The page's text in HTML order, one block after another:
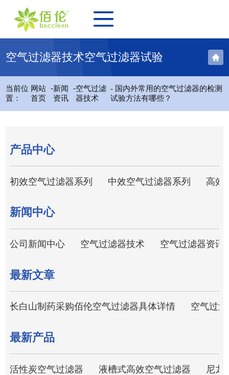
空气过滤器技术空气过滤器试验
当前位
置：
网站
首页
-新闻
资讯
-空气过滤
器技术
- 国内外常用的空气过滤器的检测
试验方法有哪些？
产品中心
初效空气过滤器系列 中效空气过滤器系列 高效
新闻中心
公司新闻中心 空气过滤器技术 空气过滤器资讯
最新文章
长白山制药采购佰伦空气过滤器具体详情 空气过
最新产品
活性炭空气过滤器 液槽式高效空气过滤器 尼龙